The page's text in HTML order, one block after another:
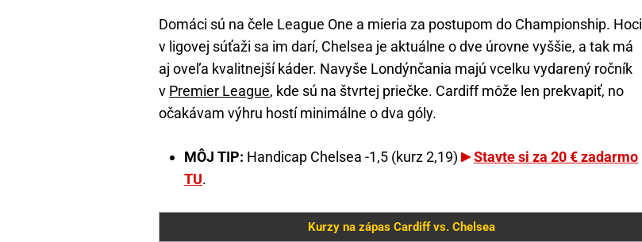
Domáci sú na čele League One a mieria za postupom do Championship. Hoci
v ligovej súťaži sa im darí, Chelsea je aktuálne o dve úrovne vyššie, a tak má
aj oveľa kvalitnejší káder. Navyše Londýnčania majú vcelku vydarený ročník
v Premier League, kde sú na štvrtej priečke. Cardiff môže len prekvapiť, no
očakávam výhru hostí minimálne o dva góly.
MÔJ TIP: Handicap Chelsea -1,5 (kurz 2,19)
Stavte si za 20 € zadarmo
TU.
Kurzy na zápas Cardiff vs. Chelsea